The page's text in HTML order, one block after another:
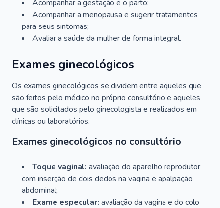
Acompanhar a gestação e o parto;
Acompanhar a menopausa e sugerir tratamentos
para seus sintomas;
Avaliar a saúde da mulher de forma integral.
Exames ginecológicos
Os exames ginecológicos se dividem entre aqueles que
são feitos pelo médico no próprio consultório e aqueles
que são solicitados pelo ginecologista e realizados em
clínicas ou laboratórios.
Exames ginecológicos no consultório
Toque vaginal: avaliação do aparelho reprodutor
com inserção de dois dedos na vagina e apalpação
abdominal;
Exame especular: avaliação da vagina e do colo